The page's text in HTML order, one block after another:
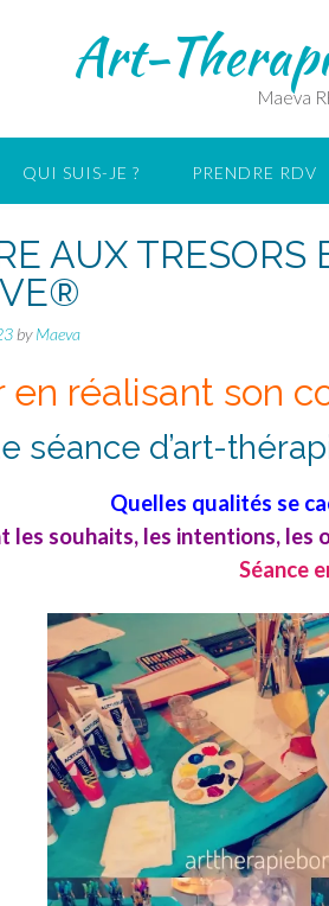
Art-
Maeva
QUI SUIS-JE ? PRENDRE RDV
AUX TRESORS
byMaeva
en réalisant son
séance d’art-
Quelles qualités se
les souhaits, les intentions,
Séance